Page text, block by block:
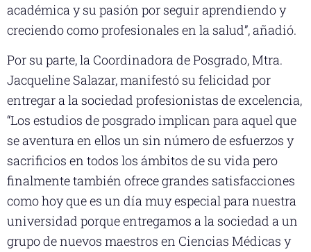
académica y su pasión por seguir aprendiendo y
creciendo como profesionales en la salud”, añadió.
Por su parte, la Coordinadora de Posgrado, Mtra.
Jacqueline Salazar, manifestó su felicidad por
entregar a la sociedad profesionistas de excelencia,
“Los estudios de posgrado implican para aquel que
se aventura en ellos un sin número de esfuerzos y
sacrificios en todos los ámbitos de su vida pero
finalmente también ofrece grandes satisfacciones
como hoy que es un día muy especial para nuestra
universidad porque entregamos a la sociedad a un
grupo de nuevos maestros en Ciencias Médicas y